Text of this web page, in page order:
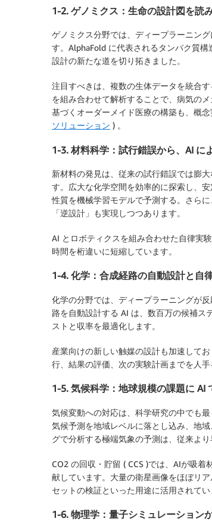
1-2. ゲノミクス：生命の設計図を読
ゲノミクス分野では、ディープラーニン
す。AlphaFold に代表されるタンパク質
設計の新たな道を切り拓きました。
注目すべきは、複数の生体データを統合
を組み合わせて解析することで、病気の
基づくオーダーメイド医療の構築も、概
ソリューション ) 。
1-3. 材料科学：試行錯誤から、AI に
新材料の発見は、従来の試行錯誤では膨
す。広大な化学空間を効率的に探索し、
性質を機械学習モデルで予測する。さら
「逆設計」も実現しつつあります。
AI とロボティクスを組み合わせた自律実
時間を桁違いに短縮しています。
1-4. 化学：合成経路の自動設計と自
化学の分野では、ディープラーニングが
路を自動設計する AI は、数百万の候補ス
ストと収率を最適化します。
産業向けの新しい触媒の設計も加速して
行、結果の評価、次の実験計画までを人
1-5. 気候科学：地球規模の課題に AI
気候変動への対応は、科学研究の中でも
気候予測を地域レベルに落とし込み、地
グで分析する極端気象の予測は、従来よ
CO2 の回収・貯留 ( CCS )では、AIが吸
献しています。大量の衛星画像をほぼリ
セットの検証といった用途に活用されてい
1-6. 物理学：量子シミュレーション